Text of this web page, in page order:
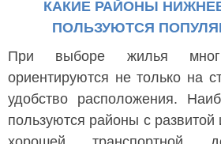
КАКИЕ РАЙОНЫ
ПОЛЬЗУЮТСЯ
При выборе жилья
ориентируются не только на
удобство расположения.
пользуются районы с развитой